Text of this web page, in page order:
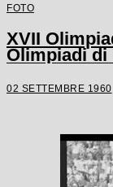
FOTO
XVII
Olimpiadi di
02 SETTEMBRE 1960